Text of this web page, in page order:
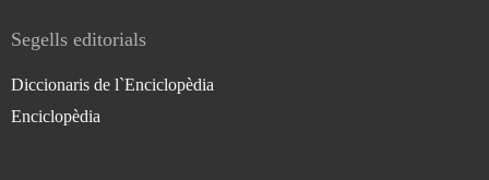
Segells editorials
Diccionaris de l`Enciclopèdia
Enciclopèdia